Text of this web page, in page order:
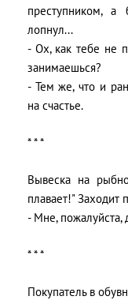
преступником,
лопнул...
- Ох, как тебе не
занимаешься?
- Тем же, что и
на счастье.
* * *
Вывеска на
плавает!" Заходит
- Мне, пожалуйста,
* * *
Покупатель в